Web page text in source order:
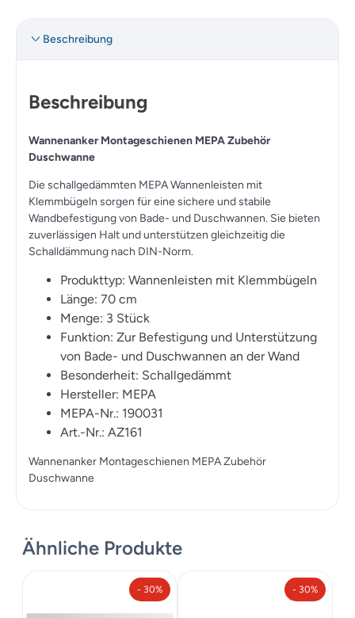
Beschreibung
Beschreibung
Wannenanker Montageschienen MEPA Zubehör
Duschwanne
Die schallgedämmten MEPA Wannenleisten mit
Klemmbügeln sorgen für eine sichere und stabile
Wandbefestigung von Bade- und Duschwannen. Sie bieten
zuverlässigen Halt und unterstützen gleichzeitig die
Schalldämmung nach DIN-Norm.
Produkttyp: Wannenleisten mit Klemmbügeln
Länge: 70 cm
Menge: 3 Stück
Funktion: Zur Befestigung und Unterstützung
von Bade- und Duschwannen an der Wand
Besonderheit: Schallgedämmt
Hersteller: MEPA
MEPA-Nr.: 190031
Art.-Nr.: AZ161
Wannenanker Montageschienen MEPA Zubehör
Duschwanne
Ähnliche Produkte
- 30% - 30%